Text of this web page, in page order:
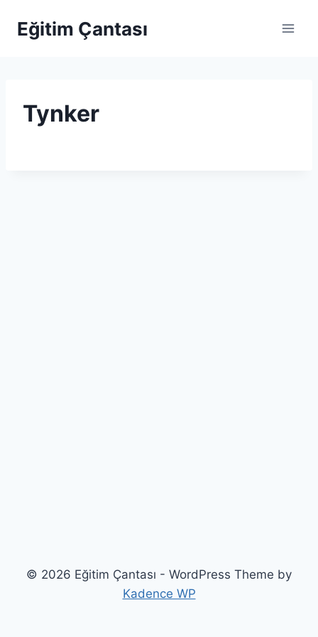
Eğitim Çantası
Tynker
© 2026 Eğitim Çantası - WordPress Theme by
Kadence WP